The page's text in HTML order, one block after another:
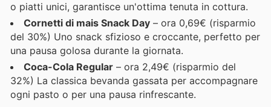
o piatti unici, garantisce un'ottima tenuta in cottura.
Cornetti di mais Snack Day – ora 0,69€ (risparmio
del 30%) Uno snack sfizioso e croccante, perfetto per
una pausa golosa durante la giornata.
Coca-Cola Regular – ora 2,49€ (risparmio del
32%) La classica bevanda gassata per accompagnare
ogni pasto o per una pausa rinfrescante.